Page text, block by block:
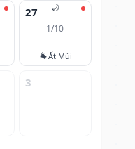
🌙
27
1/10
🐐Ất Mùi
3